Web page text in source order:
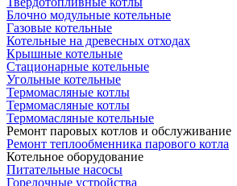
Блочно модульные котельные
Газовые котельные
Котельные на древесных отходах
Крышные котельные
Стационарные котельные
Угольные котельные
Термомасляные котлы
Термомасляные котлы
Термомасляные котельные
Ремонт паровых котлов и обслуживание
Ремонт теплообменника парового котла
Котельное оборудование
Питательные насосы
Горелочные устройства